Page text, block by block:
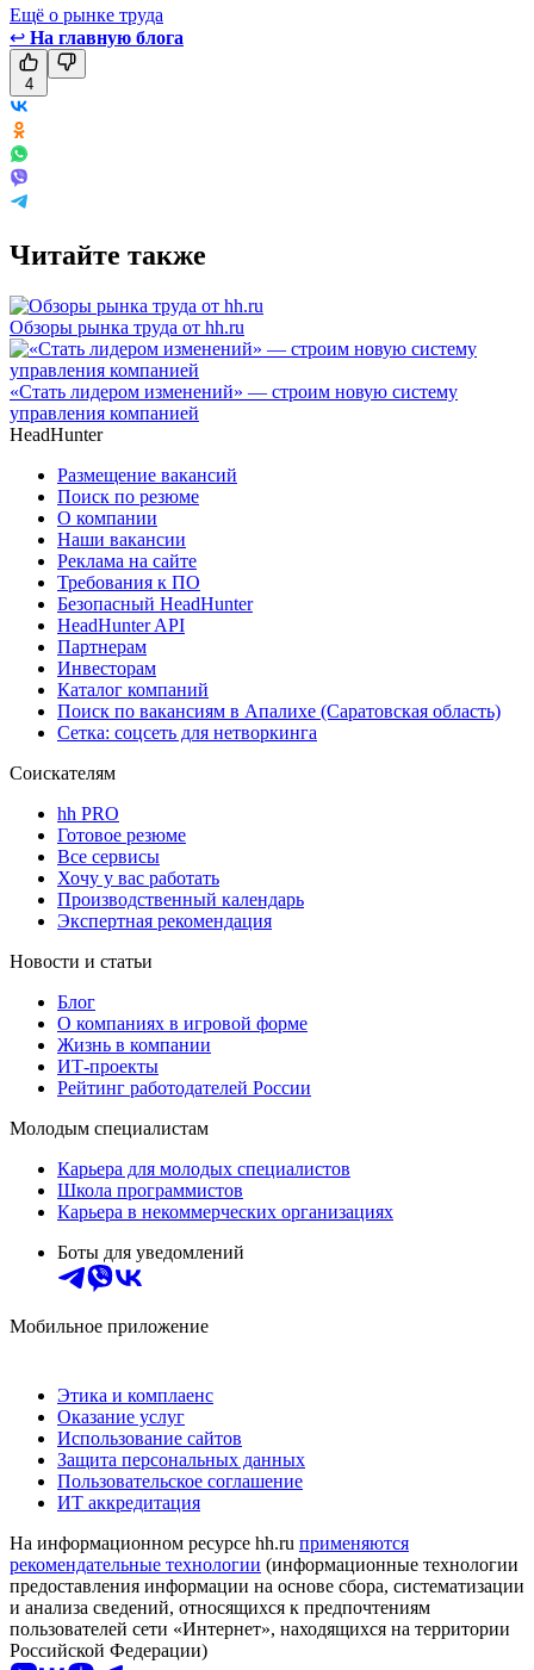
Ещё о рынке труда
↩ На главную блога
4
Читайте также
Обзоры рынка труда от hh.ru
«Стать лидером изменений» — строим новую систему
управления компанией
HeadHunter
Размещение вакансий
Поиск по резюме
О компании
Наши вакансии
Реклама на сайте
Требования к ПО
Безопасный HeadHunter
HeadHunter API
Партнерам
Инвесторам
Каталог компаний
Поиск по вакансиям в Апалихе (Саратовская область)
Сетка: соцсеть для нетворкинга
Соискателям
hh PRO
Готовое резюме
Все сервисы
Хочу у вас работать
Производственный календарь
Экспертная рекомендация
Новости и статьи
Блог
О компаниях в игровой форме
Жизнь в компании
ИТ-проекты
Рейтинг работодателей России
Молодым специалистам
Карьера для молодых специалистов
Школа программистов
Карьера в некоммерческих организациях
Боты для уведомлений
Мобильное приложение
Этика и комплаенс
Оказание услуг
Использование сайтов
Защита персональных данных
Пользовательское соглашение
ИТ аккредитация
На информационном ресурсе hh.ru применяются
рекомендательные технологии (информационные технологии
предоставления информации на основе сбора, систематизации
и анализа сведений, относящихся к предпочтениям
пользователей сети «Интернет», находящихся на территории
Российской Федерации)